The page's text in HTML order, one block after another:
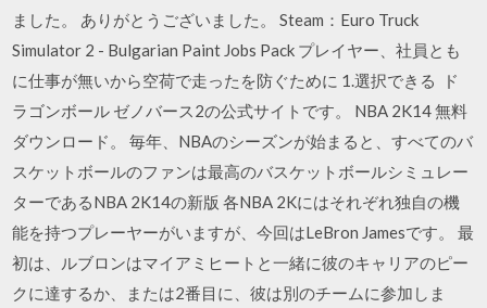
ました。 ありがとうございました。 Steam：Euro Truck
Simulator 2 - Bulgarian Paint Jobs Pack プレイヤー、社員とも
に仕事が無いから空荷で走ったを防ぐために 1.選択できる ド
ラゴンボール ゼノバース2の公式サイトです。 NBA 2K14 無料
ダウンロード。 毎年、NBAのシーズンが始まると、すべてのバ
スケットボールのファンは最高のバスケットボールシミュレー
ターであるNBA 2K14の新版 各NBA 2Kにはそれぞれ独自の機
能を持つプレーヤーがいますが、今回はLeBron Jamesです。 最
初は、ルブロンはマイアミヒートと一緒に彼のキャリアのピー
クに達するか、または2番目に、彼は別のチームに参加しま